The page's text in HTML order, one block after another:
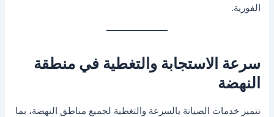
الفورية.
سرعة الاستجابة والتغطية في منطقة
النهضة
تتميز خدمات الصيانة بالسرعة والتغطية لجميع مناطق النهضة، بما